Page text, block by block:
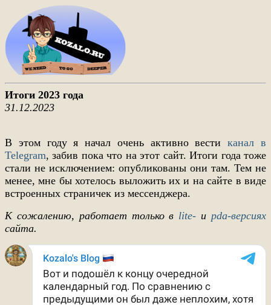
Итоги 2023 года
31.12.2023
В этом году я начал очень активно вестиканал в
Telegram, забив пока что на этот сайт. Итоги года тоже
стали не исключением: опубликованы они там. Тем не
менее, мне бы хотелось выложить их и на сайте в виде
встроенных страничек из мессенджера.
К сожалению, работает только в lite- иpda-версиях
сайта.